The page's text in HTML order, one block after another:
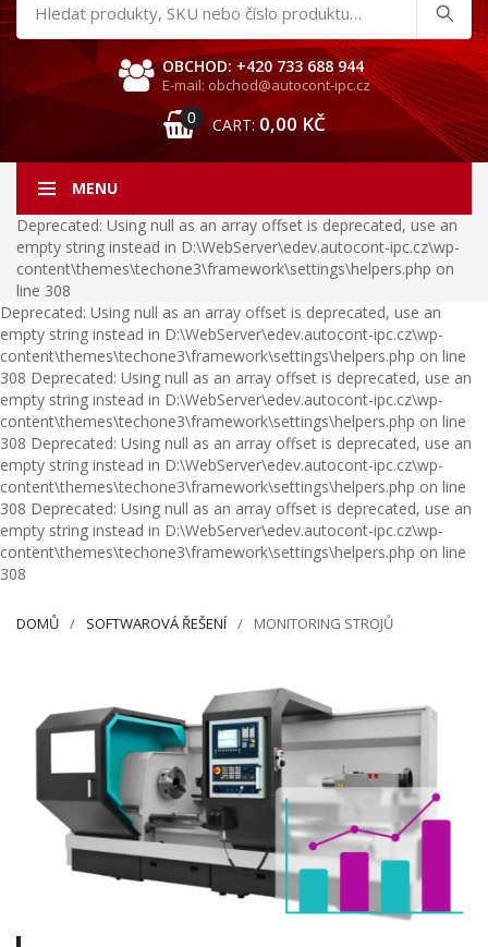
Hledat
produkty
OBCHOD: +420 733 688 944
E-mail: obchod@autocont-ipc.cz
0 CART: 0,00 KČ
MENU
Deprecated: Using null as an array offset is deprecated, use an
empty string instead in D:\WebServer\edev.autocont-ipc.cz\wp-
content\themes\techone3\framework\settings\helpers.php on
line 308
Deprecated: Using null as an array offset is deprecated, use an
empty string instead in D:\WebServer\edev.autocont-ipc.cz\wp-
content\themes\techone3\framework\settings\helpers.php on line
308 Deprecated: Using null as an array offset is deprecated, use an
empty string instead in D:\WebServer\edev.autocont-ipc.cz\wp-
content\themes\techone3\framework\settings\helpers.php on line
308 Deprecated: Using null as an array offset is deprecated, use an
empty string instead in D:\WebServer\edev.autocont-ipc.cz\wp-
content\themes\techone3\framework\settings\helpers.php on line
308 Deprecated: Using null as an array offset is deprecated, use an
empty string instead in D:\WebServer\edev.autocont-ipc.cz\wp-
content\themes\techone3\framework\settings\helpers.php on line
308
DOMŮ SOFTWAROVÁ ŘEŠENÍ MONITORING STROJŮ